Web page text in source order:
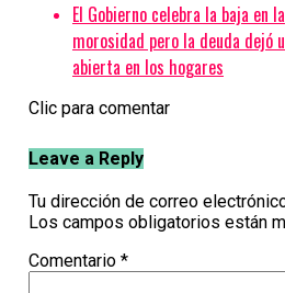
El Gobierno celebra la baja en la
morosidad pero la deuda dejó
abierta en los hogares
Clic para comentar
Leave a Reply
Tu dirección de correo
Los campos obligatorios están
Comentario *